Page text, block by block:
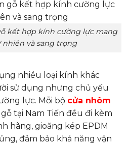
kết hợp kính cường lực mang
nhiên và sang trọng
nhiều loại kính khác
sử dụng nhưng chủ yếu
lực. Mỗi bộ cửa nhôm
gỗ tại Nam Tiến đều đi kèm
hãng, gioăng kép EPDM
đảm bảo khả năng vận